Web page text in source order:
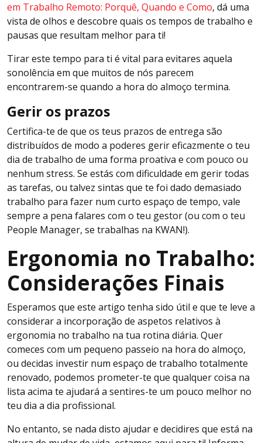
em Trabalho Remoto: Porquê, Quando e Como, dá uma
vista de olhos e descobre quais os tempos de trabalho e
pausas que resultam melhor para ti!
Tirar este tempo para ti é vital para evitares aquela
sonolência em que muitos de nós parecem
encontrarem-se quando a hora do almoço termina.
Gerir os prazos
Certifica-te de que os teus prazos de entrega são
distribuídos de modo a poderes gerir eficazmente o teu
dia de trabalho de uma forma proativa e com pouco ou
nenhum stress. Se estás com dificuldade em gerir todas
as tarefas, ou talvez sintas que te foi dado demasiado
trabalho para fazer num curto espaço de tempo, vale
sempre a pena falares com o teu gestor (ou com o teu
People Manager, se trabalhas na KWAN!).
Ergonomia no Trabalho:
Considerações Finais
Esperamos que este artigo tenha sido útil e que te leve a
considerar a incorporação de aspetos relativos à
ergonomia no trabalho na tua rotina diária. Quer
comeces com um pequeno passeio na hora do almoço,
ou decidas investir num espaço de trabalho totalmente
renovado, podemos prometer-te que qualquer coisa na
lista acima te ajudará a sentires-te um pouco melhor no
teu dia a dia profissional.
No entanto, se nada disto ajudar e decidires que está na